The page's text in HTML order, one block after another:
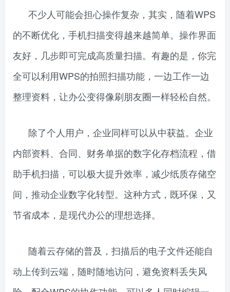
不少人可能会担心操作复杂，其实，随着WPS
的不断优化，手机扫描变得越来越简单。操作界面
友好，几步即可完成高质量扫描。有趣的是，你完
全可以利用WPS的拍照扫描功能，一边工作一边
整理资料，让办公变得像刷朋友圈一样轻松自然。
除了个人用户，企业同样可以从中获益。企业
内部资料、合同、财务单据的数字化存档流程，借
助手机扫描，可以极大提升效率，减少纸质存储空
间，推动企业数字化转型。这种方式，既环保，又
节省成本，是现代办公的理想选择。
随着云存储的普及，扫描后的电子文件还能自
动上传到云端，随时随地访问，避免资料丢失风